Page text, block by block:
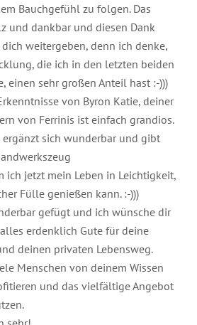
Bauchgefühl zu folgen. Das
und dankbar und diesen Dank
weitergeben, denn ich denke,
die ich in den letzten beiden
einen sehr großen Anteil hast :-)))
von Byron Katie, deiner
von Ferrinis ist einfach grandios.
ergänzt sich wunderbar und gibt
ich jetzt mein Leben in Leichtigkeit,
Fülle genießen kann. :-)))
gefügt und ich wünsche dir
erdenklich Gute für deine
deinen privaten Lebensweg.
Menschen von deinem Wissen
und das vielfältige Angebot